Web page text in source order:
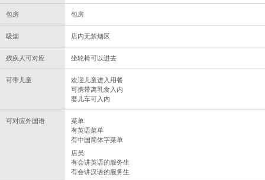
包房 包房
吸烟 店内无禁烟区
残疾人可对应 坐轮椅可以进去
可带儿童
欢迎儿童进入用餐
可携带离乳食入内
婴儿车可入内
可对应外国语
菜单:
有英语菜单
有中国简体字菜单
店员:
有会讲英语的服务生
有会讲汉语的服务生